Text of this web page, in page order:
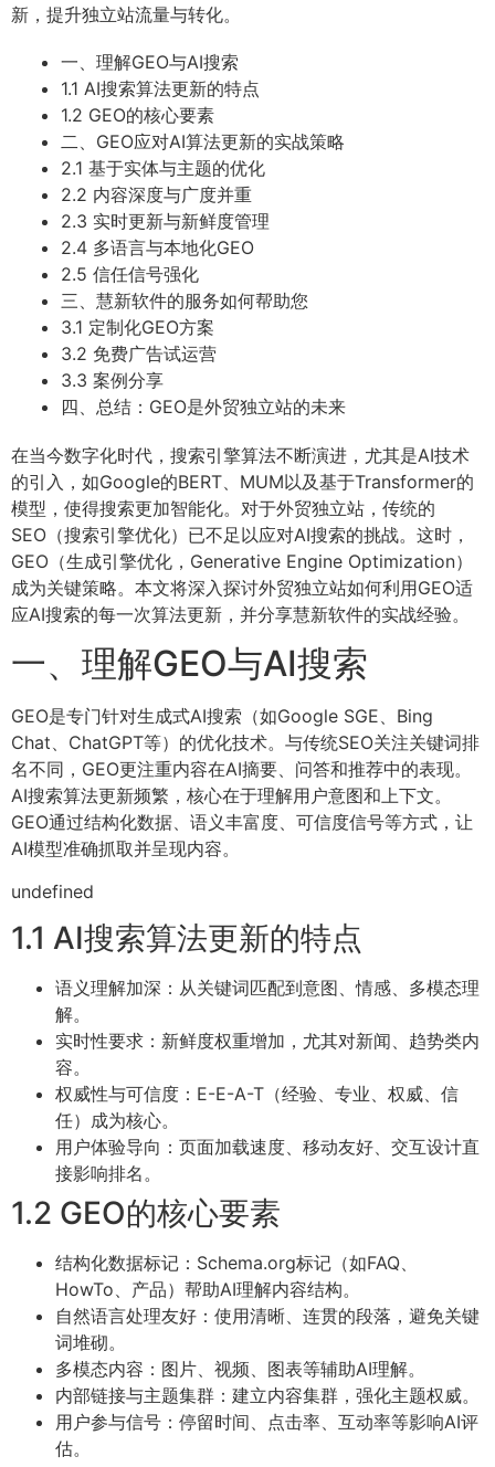
新，提升独立站流量与转化。
一、理解GEO与AI搜索
1.1 AI搜索算法更新的特点
1.2 GEO的核心要素
二、GEO应对AI算法更新的实战策略
2.1 基于实体与主题的优化
2.2 内容深度与广度并重
2.3 实时更新与新鲜度管理
2.4 多语言与本地化GEO
2.5 信任信号强化
三、慧新软件的服务如何帮助您
3.1 定制化GEO方案
3.2 免费广告试运营
3.3 案例分享
四、总结：GEO是外贸独立站的未来
在当今数字化时代，搜索引擎算法不断演进，尤其是AI技术
的引入，如Google的BERT、MUM以及基于Transformer的
模型，使得搜索更加智能化。对于外贸独立站，传统的
SEO（搜索引擎优化）已不足以应对AI搜索的挑战。这时，
GEO（生成引擎优化，Generative Engine Optimization）
成为关键策略。本文将深入探讨外贸独立站如何利用GEO适
应AI搜索的每一次算法更新，并分享慧新软件的实战经验。
一、理解GEO与AI搜索
GEO是专门针对生成式AI搜索（如Google SGE、Bing
Chat、ChatGPT等）的优化技术。与传统SEO关注关键词排
名不同，GEO更注重内容在AI摘要、问答和推荐中的表现。
AI搜索算法更新频繁，核心在于理解用户意图和上下文。
GEO通过结构化数据、语义丰富度、可信度信号等方式，让
AI模型准确抓取并呈现内容。
undefined
1.1 AI搜索算法更新的特点
语义理解加深：从关键词匹配到意图、情感、多模态理
解。
实时性要求：新鲜度权重增加，尤其对新闻、趋势类内
容。
权威性与可信度：E-E-A-T（经验、专业、权威、信
任）成为核心。
用户体验导向：页面加载速度、移动友好、交互设计直
接影响排名。
1.2 GEO的核心要素
结构化数据标记：Schema.org标记（如FAQ、
HowTo、产品）帮助AI理解内容结构。
自然语言处理友好：使用清晰、连贯的段落，避免关键
词堆砌。
多模态内容：图片、视频、图表等辅助AI理解。
内部链接与主题集群：建立内容集群，强化主题权威。
用户参与信号：停留时间、点击率、互动率等影响AI评
估。